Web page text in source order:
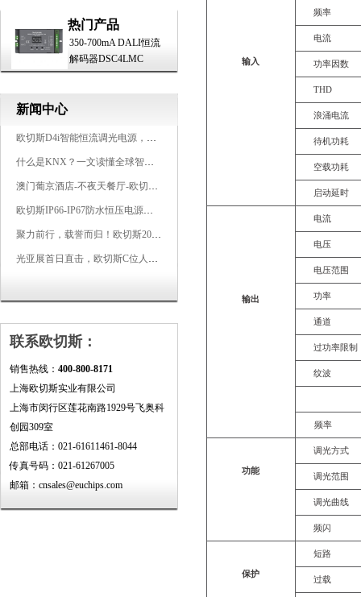
热门产品
350-700mA DALI恒流
解码器DSC4LMC
新闻中心
欧切斯D4i智能恒流调光电源，引领未来照明生态
什么是KNX？一文读懂全球智能建筑控制标准
澳门葡京酒店-不夜天餐厅-欧切斯KNX智能控制系统打造高端智慧空间
欧切斯IP66-IP67防水恒压电源，无惧风雨，智稳如一
聚力前行，载誉而归！欧切斯2026光亚展完美收官
光亚展首日直击，欧切斯C位人气爆棚-双奖加冕，实力再出圈
联系欧切斯：
销售热线： 400-800-8171
上海欧切斯实业有限公司
上海市闵行区莲花南路1929号飞奥科
创园309室
总部电话：021-61611461-8044
传真号码：021-61267005
邮箱：cnsales@euchips.com
输入
频率
电流
功率因数
THD
浪涌电流
待机功耗
空载功耗
启动延时
输出
电流
电压
电压范围
功率
通道
过功率限制
纹波
频率
功能
调光方式
调光范围
调光曲线
频闪
保护
短路
过载